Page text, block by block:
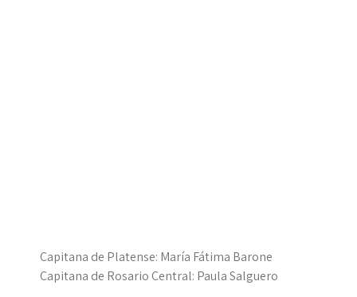
Capitana de Platense: María Fátima Barone
Capitana de Rosario Central: Paula Salguero